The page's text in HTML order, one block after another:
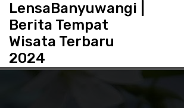
o
LensaBanyuwangi |
Berita Tempat
Wisata Terbaru
2024